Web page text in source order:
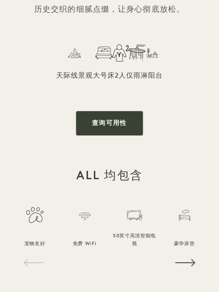
历史交织的细腻点缀，让身心彻底放松。
天际线景观大号床2人仅雨淋 阳台
查询可用性
ALL 均包含
宠物友好 免费 WiFi
50英寸高清智能电
视
豪华床垫